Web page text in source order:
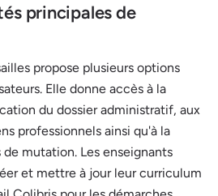
principales de
propose plusieurs options
Elle donne accès à la
du dossier administratif, aux
professionnels ainsi qu'à la
mutation. Les enseignants
et mettre à jour leur curriculum